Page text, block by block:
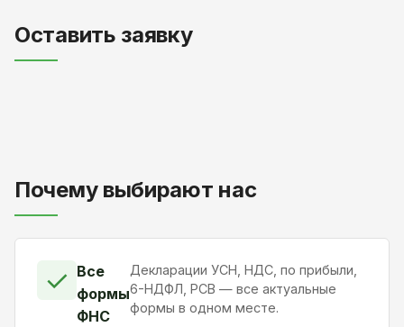
Оставить заявку
Почему выбирают нас
✓ Все
формы
ФНС
Декларации УСН, НДС, по прибыли,
6-НДФЛ, РСВ — все актуальные
формы в одном месте.